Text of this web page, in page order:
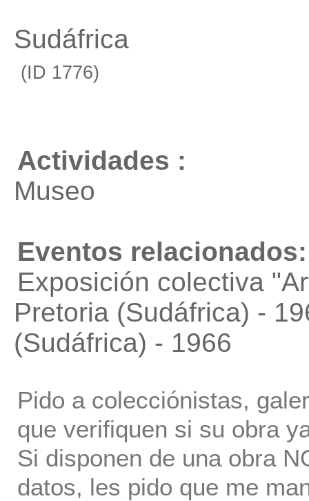
Sudáfrica
(ID 1776)
Actividades :
Museo
Eventos relacionados:
Exposición colectiva
Pretoria (Sudáfrica) -
(Sudáfrica) - 1966
Pido a colecciónistas,
que verifiquen si su obra
Si disponen de una obra
datos, les pido que me